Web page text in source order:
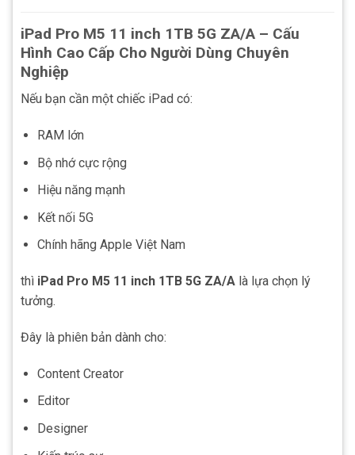
iPad Pro M5 11 inch 1TB 5G ZA/A – Cấu
Hình Cao Cấp Cho Người Dùng Chuyên
Nghiệp
Nếu bạn cần một chiếc iPad có:
RAM lớn
Bộ nhớ cực rộng
Hiệu năng mạnh
Kết nối 5G
Chính hãng Apple Việt Nam
thì iPad Pro M5 11 inch 1TB 5G ZA/A là lựa chọn lý
tưởng.
Đây là phiên bản dành cho:
Content Creator
Editor
Designer